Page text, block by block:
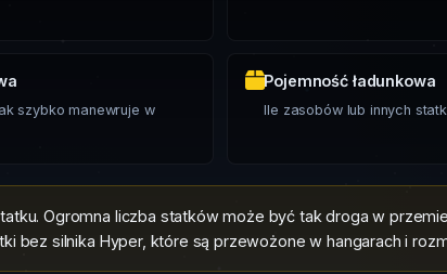
szybko manewruje w
Pojemność ładunkowa
Ile zasobów lub innych
Ogromna liczba statków może być tak droga w
bez silnika Hyper, które są przewożone w hangarach i